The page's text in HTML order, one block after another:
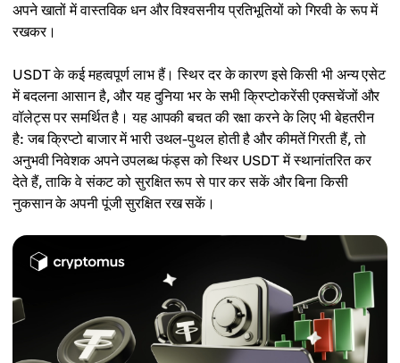
अपने खातों में वास्तविक धन और विश्वसनीय प्रतिभूतियों को गिरवी के रूप में
रखकर।
USDT के कई महत्वपूर्ण लाभ हैं। स्थिर दर के कारण इसे किसी भी अन्य एसेट
में बदलना आसान है, और यह दुनिया भर के सभी क्रिप्टोकरेंसी एक्सचेंजों और
वॉलेट्स पर समर्थित है। यह आपकी बचत की रक्षा करने के लिए भी बेहतरीन
है: जब क्रिप्टो बाजार में भारी उथल-पुथल होती है और कीमतें गिरती हैं, तो
अनुभवी निवेशक अपने उपलब्ध फंड्स को स्थिर USDT में स्थानांतरित कर
देते हैं, ताकि वे संकट को सुरक्षित रूप से पार कर सकें और बिना किसी
नुकसान के अपनी पूंजी सुरक्षित रख सकें।